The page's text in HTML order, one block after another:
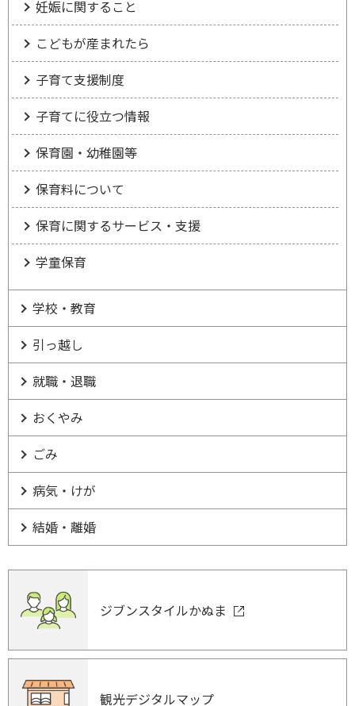
妊娠に関すること
こどもが産まれたら
子育て支援制度
子育てに役立つ情報
保育園・幼稚園等
保育料について
保育に関するサービス・支援
学童保育
学校・教育
引っ越し
就職・退職
おくやみ
ごみ
病気・けが
結婚・離婚
ジブンスタイルかぬま
観光デジタルマップ